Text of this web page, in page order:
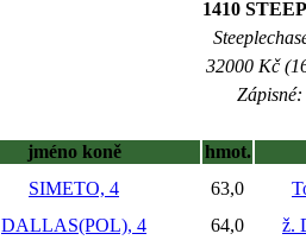
1410
32000 Kč
jméno koně
hmot.
SIMETO, 4 63,0
DALLAS(POL), 4 64,0
ž.